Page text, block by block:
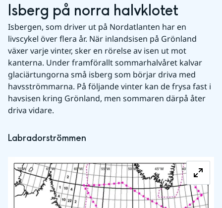
Isberg på norra halvklotet
Isbergen, som driver ut på Nordatlanten har en
livscykel över flera år. När inlandsisen på Grönland
växer varje vinter, sker en rörelse av isen ut mot
kanterna. Under framförallt sommarhalvåret kalvar
glaciärtungorna små isberg som börjar driva med
havsströmmarna. På följande vinter kan de frysa fast i
havsisen kring Grönland, men sommaren därpå åter
driva vidare.
Labradorströmmen